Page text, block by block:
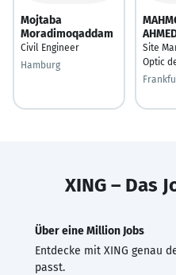
Mojtaba
Moradimoqaddam
Civil Engineer
Hamburg
Site
Optic
XING – Das
Über eine Million Jobs
Entdecke mit XING genau
passt.